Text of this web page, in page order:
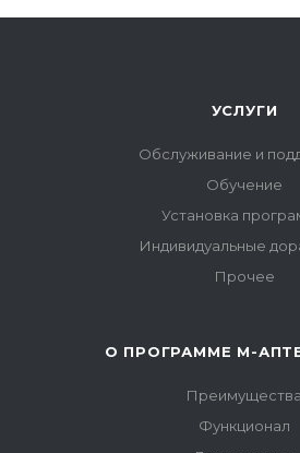
УСЛУГИ
Обслуживание и
Обучение
Установка
Индивидуальные
Прочее
О ПРОГРАММЕ М-
Преимущества
Функционал